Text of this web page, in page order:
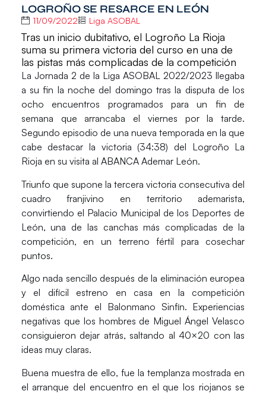
LOGROÑO SE RESARCE EN LEÓN
11/09/2022 Liga ASOBAL
Tras un inicio dubitativo, el Logroño La Rioja
suma su primera victoria del curso en una de
las pistas más complicadas de la competición
La Jornada 2 de la Liga ASOBAL 2022/2023 llegaba
a su fin la noche del domingo tras la disputa de los
ocho encuentros programados para un fin de
semana que arrancaba el viernes por la tarde.
Segundo episodio de una nueva temporada en la que
cabe destacar la victoria (34:38) del Logroño La
Rioja en su visita al ABANCA Ademar León.
Triunfo que supone latercera victoria consecutiva del
cuadro franjivino en territorio ademarista,
convirtiendo el Palacio Municipal de los Deportes de
León, una de las canchas más complicadas de la
competición, en un terreno fértil para cosechar
puntos.
Algo nada sencillo después de la eliminación europea
y el difícil estreno en casa en la competición
doméstica ante el Balonmano Sinfín. Experiencias
negativas que los hombres de Miguel Ángel Velasco
consiguieron dejar atrás, saltando al 40×20 con las
ideas muy claras.
Buena muestra de ello, fue la templanza mostrada en
el arranque del encuentro en el que los riojanos se